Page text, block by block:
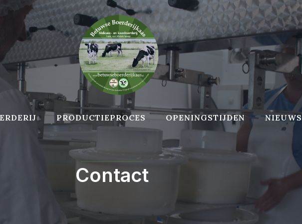
PRODUCTIEPROCES OPENINGSTIJDEN NIEUWS
Contact